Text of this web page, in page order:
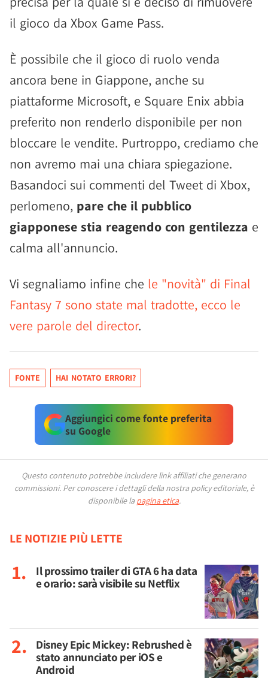
il gioco da Xbox Game Pass.
È possibile che il gioco di ruolo venda
ancora bene in Giappone, anche su
piattaforme Microsoft, e Square Enix abbia
preferito non renderlo disponibile per non
bloccare le vendite. Purtroppo, crediamo che
non avremo mai una chiara spiegazione.
Basandoci sui commenti del Tweet di Xbox,
perlomeno, pare che il pubblico
giapponese stia reagendo con gentilezza e
calma all'annuncio.
Vi segnaliamo infine che le "novità" di Final
Fantasy 7 sono state mal tradotte, ecco le
vere parole del director.
FONTE HAI NOTATO ERRORI?
Aggiungici come fonte preferita
su Google
Questo contenuto potrebbe includere link affiliati che generano
commissioni. Per conoscere i dettagli della nostra policy editoriale, è
disponibile la pagina etica.
LE NOTIZIE PIÙ LETTE
Il prossimo trailer di GTA 6 ha data
e orario: sarà visibile su Netflix
Disney Epic Mickey: Rebrushed è
stato annunciato per iOS e
Android